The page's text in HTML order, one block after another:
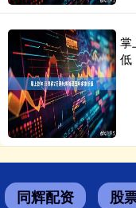
掌
低
同辉配资 股